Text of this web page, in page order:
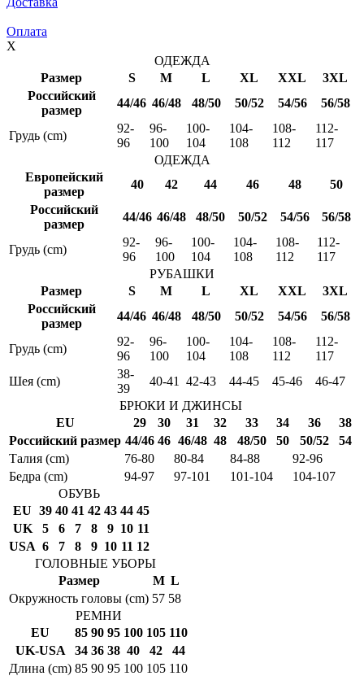
Оплата
X
ОДЕЖДА
Размер
S M L XL XXL
3XL
Российский
размер
44/46 46/48 48/50 50/52 54/56 56/58
Грудь (cm)
92-
96
96-
100
100-
104
104-
108
108-
112
112-
117
ОДЕЖДА
Европейский
размер
40 42 44 46 48
50
Российский
размер
44/46 46/48 48/50 50/52 54/56 56/58
Грудь (cm)
92-
96
96-
100
100-
104
104-
108
108-
112
112-
117
РУБАШКИ
Размер
S M L XL XXL
3XL
Российский
размер
44/46 46/48 48/50 50/52 54/56 56/58
Грудь (cm)
92-
96
96-
100
100-
104
104-
108
108-
112
112-
117
Шея (cm)
38-
39
40-41 42-43 44-45 45-46
46-47
БРЮКИ И ДЖИНСЫ
EU
29 30 31 32 33 34 36
38
Российский размер 44/46 46 46/48 48 48/50 50 50/52
54
Талия (cm)
76-80 80-84 84-88
92-96
Бедра (cm)
94-97 97-101 101-104
104-107
ОБУВЬ
EU 39 40 41 42 43 44 45
UK
5 6 7 8 9 10 11
USA 6 7 8 9 10 11 12
ГОЛОВНЫЕ УБОРЫ
Размер
M L
Окружность головы (cm) 57 58
РЕМНИ
EU
85 90 95 100 105 110
UK-USA
34 36 38 40 42
44
Длина (cm) 85 90 95 100 105 110